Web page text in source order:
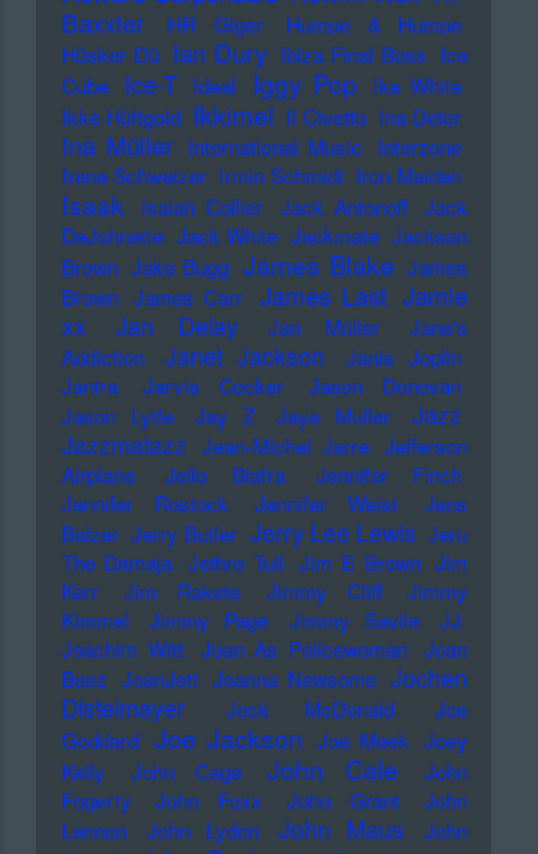
Baxxter
HR Giger
Humpe & Humpe
Hüsker Dü Ian Dury Ibiza Final Boss Ice
Cube
Ice-T Ideal Iggy Pop Ike White
Ikke Hüftgold Ikkimel Il Civetto Ina Deter
Ina Müller International Music Interzone
Irene Schweizer Irmin Schmidt Iron Maiden
Isaak Isaiah Collier Jack Antonoff Jack
DeJohnette Jack White Jackmate Jackson
Brown Jake Bugg James Blake James
Brown James Carr James Last Jamie
xx
Jan Delay Jan Müller
Jane's
Addiction
Janet Jackson
Janis Joplin
Jantra
Jarvis Cocker
Jason Donovan
Jason Lytle
Jay Z Jaye Muller
Jazz
Jazzmatazz Jean-Michel Jarre Jefferson
Airplane
Jello Biafra
Jennifer Finch
Jennifer Rostock
Jennifer Weist
Jens
Balzer Jerry Butler Jerry Lee Lewis Jeru
The Damaja Jethro Tull Jim E Brown Jim
Kerr
Jim Rakete Jimmy Cliff
Jimmy
Kimmel
Jimmy Page Jimmy Savile
JJ
Joachim Witt Joan As Policewoman Joan
Baez JoanJett Joanna Newsome Jochen
Distelmayer
Jock McDonald
Joe
Goddard Joe Jackson Joe Meek Joey
Kelly
John Cage John Cale
John
Fogerty
John Foxx John Grant
John
Lennon
John Lydon John Maus
John